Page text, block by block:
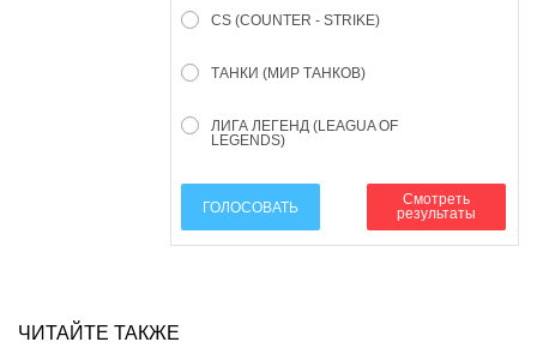
CS (COUNTER - STRIKE)
ТАНКИ (МИР ТАНКОВ)
ЛИГА ЛЕГЕНД (LEAGUA OF
LEGENDS)
ГОЛОСОВАТЬ
Смотреть
результаты
ЧИТАЙТЕ ТАКЖЕ